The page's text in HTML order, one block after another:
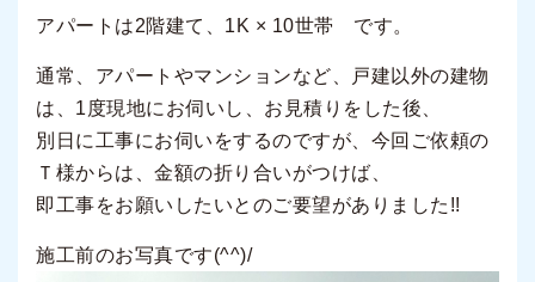
アパートは2階建て、1K × 10世帯 です。
通常、アパートやマンションなど、戸建以外の建物
は、1度現地にお伺いし、お見積りをした後、
別日に工事にお伺いをするのですが、今回ご依頼の
Ｔ様からは、金額の折り合いがつけば、
即工事をお願いしたいとのご要望がありました!!
施工前のお写真です(^^)/